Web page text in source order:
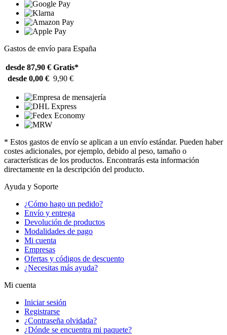
Gastos de envío para España
desde 87,90 € Gratis*
desde 0,00 € 9,90 €
* Estos gastos de envío se aplican a un envío estándar. Pueden haber
costes adicionales, por ejemplo, debido al peso, tamaño o
características de los productos. Encontrarás esta información
directamente en la descripción del producto.
Ayuda y Soporte
¿Cómo hago un pedido?
Envío y entrega
Devolución de productos
Modalidades de pago
Mi cuenta
Empresas
Ofertas y códigos de descuento
¿Necesitas más ayuda?
Mi cuenta
Iniciar sesión
Registrarse
¿Contraseña olvidada?
¿Dónde se encuentra mi paquete?